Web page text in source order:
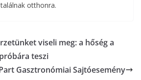
otthonra.
viseli meg: a hőség a
teszi
Gasztronómiai Sajtóesemény